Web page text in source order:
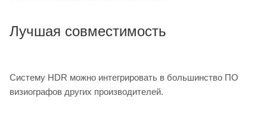
Лучшая совместимость
Систему HDR можно интегрировать в большинство ПО
визиографов других производителей.